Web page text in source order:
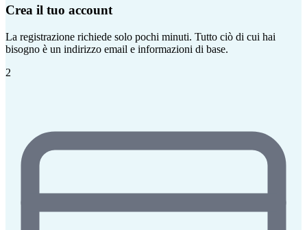
Crea il tuo account
La registrazione richiede solo pochi minuti. Tutto ciò di cui hai
bisogno è un indirizzo email e informazioni di base.
2